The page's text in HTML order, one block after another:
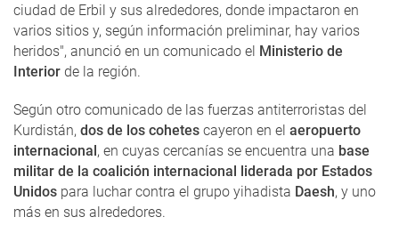
ciudad de Erbil y sus alrededores, donde impactaron en
varios sitios y, según información preliminar, hay varios
heridos", anunció en un comunicado el Ministerio de
Interior de la región.
Según otro comunicado de las fuerzas antiterroristas del
Kurdistán, dos de los cohetes cayeron en el aeropuerto
internacional, en cuyas cercanías se encuentra una base
militar de la coalición internacional liderada por Estados
Unidos para luchar contra el grupo yihadista Daesh, y uno
más en sus alrededores.